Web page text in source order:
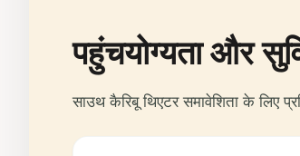
पहुंचयोग्यता और
साउथ कैरिबू थिएटर समावेशिता के लिए